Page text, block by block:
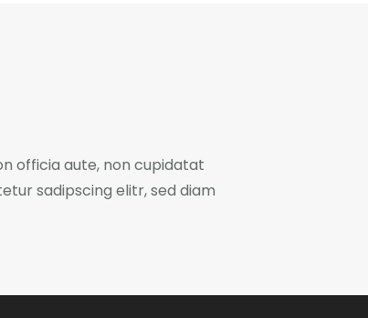
officia aute, non cupidatat
sadipscing elitr, sed diam